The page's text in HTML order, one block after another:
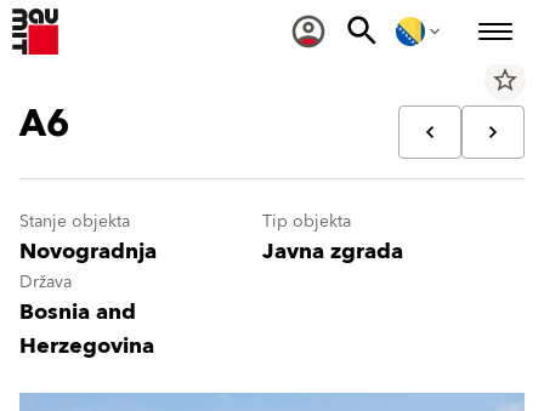
star_border
A6
Stanje objekta
Novogradnja
Tip objekta
Javna zgrada
Država
Bosnia and
Herzegovina